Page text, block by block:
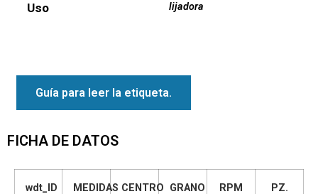
Uso lijadora
Guía para leer la etiqueta.
FICHA DE DATOS
wdt_ID
MEDIDAS CENTRO GRANO
RPM
PZ.